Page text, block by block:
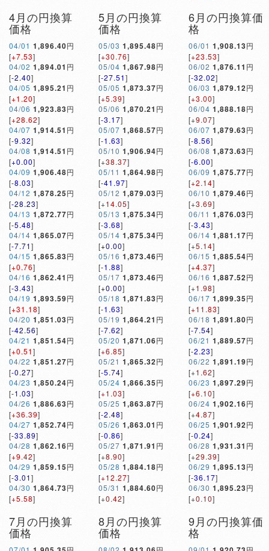
4月の円換算
価格
04/01 1,896.40円
[+7.53]
04/02 1,894.01 円
[-2.40]
04/05 1,895.21 円
[+1.20]
04/06 1,923.83円
[+28.62]
04/07 1,914.51 円
[-9.32]
04/08 1,914.51 円
[+0.00]
04/09 1,906.48円
[-8.03]
04/12 1,878.25円
[-28.23]
04/13 1,872.77円
[-5.48]
04/14 1,865.07円
[-7.71]
04/15 1,865.83円
[+0.76]
04/16 1,862.41 円
[-3.43]
04/19 1,893.59円
[+31.18]
04/20 1,851.03円
[-42.56]
04/21 1,851.54円
[+0.51]
04/22 1,851.27円
[-0.27]
04/23 1,850.24円
[-1.03]
04/26 1,886.63円
[+36.39]
04/27 1,852.74円
[-33.89]
04/28 1,862.16円
[+9.42]
04/29 1,859.15円
[-3.01]
04/30 1,864.73円
[+5.58]
5月の円換算
価格
05/03 1,895.48円
[+30.76]
05/04 1,867.98円
[-27.51]
05/05 1,873.37円
[+5.39]
05/06 1,870.21 円
[-3.17]
05/07 1,868.57円
[-1.63]
05/10 1,906.94円
[+38.37]
05/11 1,864.98円
[-41.97]
05/12 1,879.03円
[+14.05]
05/13 1,875.34円
[-3.68]
05/14 1,875.34円
[+0.00]
05/16 1,873.46円
[-1.88]
05/17 1,873.46円
[+0.00]
05/18 1,871.83円
[-1.63]
05/19 1,864.21 円
[-7.62]
05/20 1,871.06円
[+6.85]
05/21 1,865.32円
[-5.74]
05/24 1,866.35円
[+1.03]
05/25 1,863.87円
[-2.48]
05/26 1,863.01 円
[-0.86]
05/27 1,871.91 円
[+8.90]
05/28 1,884.18円
[+12.27]
05/31 1,884.60円
[+0.42]
6月の円換算価
格
06/01 1,908.13円
[+23.53]
06/02 1,876.11 円
[-32.02]
06/03 1,879.12円
[+3.00]
06/04 1,888.18円
[+9.07]
06/07 1,879.63円
[-8.56]
06/08 1,873.63円
[-6.00]
06/09 1,875.77円
[+2.14]
06/10 1,879.46円
[+3.69]
06/11 1,876.03円
[-3.43]
06/14 1,881.17円
[+5.14]
06/15 1,885.54円
[+4.37]
06/16 1,887.52円
[+1.98]
06/17 1,899.35円
[+11.83]
06/18 1,891.80円
[-7.54]
06/21 1,889.57円
[-2.23]
06/22 1,891.19円
[+1.62]
06/23 1,897.29円
[+6.10]
06/24 1,902.16円
[+4.87]
06/25 1,901.92円
[-0.24]
06/28 1,931.31 円
[+29.39]
06/29 1,895.13円
[-36.17]
06/30 1,895.23円
[+0.10]
7月の円換算
価格
8月の円換算
価格
9月の円換算価
格